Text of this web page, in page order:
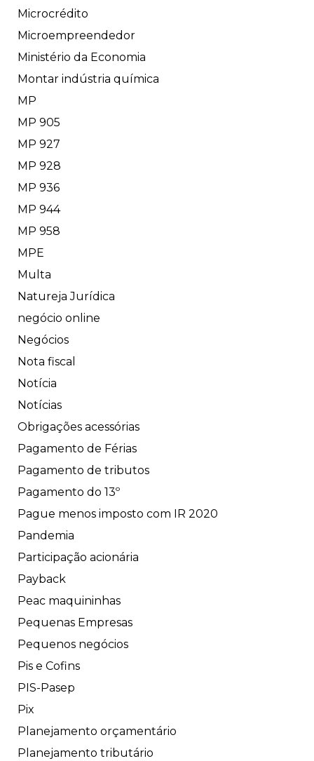
Microcrédito
Microempreendedor
Ministério da Economia
Montar indústria química
MP
MP 905
MP 927
MP 928
MP 936
MP 944
MP 958
MPE
Multa
Natureja Jurídica
negócio online
Negócios
Nota fiscal
Notícia
Notícias
Obrigações acessórias
Pagamento de Férias
Pagamento de tributos
Pagamento do 13º
Pague menos imposto com IR 2020
Pandemia
Participação acionária
Payback
Peac maquininhas
Pequenas Empresas
Pequenos negócios
Pis e Cofins
PIS-Pasep
Pix
Planejamento orçamentário
Planejamento tributário